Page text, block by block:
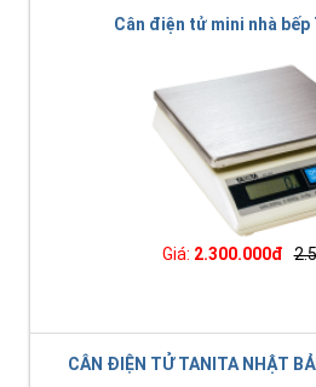
Cân điện tử mini nhà
Giá: 2.300.000đ
CÂN ĐIỆN TỬ TANITA NHẬT